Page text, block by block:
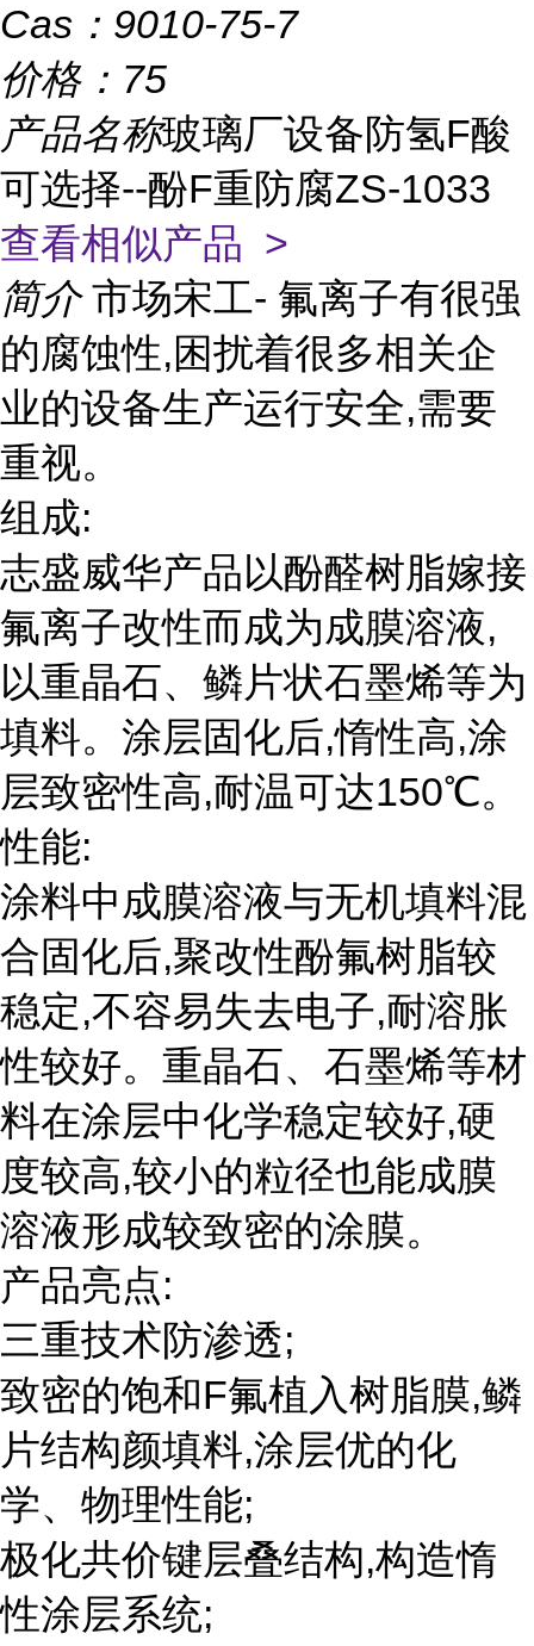
Cas： 9010-75-7
价格： 75
产品名称玻璃厂设备防氢F酸
可选择--酚F重防腐ZS-1033
查看相似产品 >
简介 市场宋工- 氟离子有很强
的腐蚀性,困扰着很多相关企
业的设备生产运行安全,需要
重视。
组成:
志盛威华产品以酚醛树脂嫁接
氟离子改性而成为成膜溶液,
以重晶石、鳞片状石墨烯等为
填料。涂层固化后,惰性高,涂
层致密性高,耐温可达150℃。
性能:
涂料中成膜溶液与无机填料混
合固化后,聚改性酚氟树脂较
稳定,不容易失去电子,耐溶胀
性较好。重晶石、石墨烯等材
料在涂层中化学稳定较好,硬
度较高,较小的粒径也能成膜
溶液形成较致密的涂膜。
产品亮点:
三重技术防渗透;
致密的饱和F氟植入树脂膜,鳞
片结构颜填料,涂层优的化
学、物理性能;
极化共价键层叠结构,构造惰
性涂层系统;